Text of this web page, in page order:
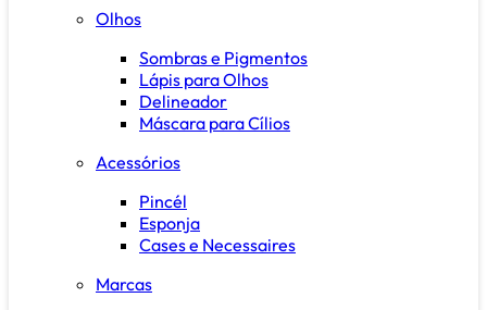
Olhos
Sombras e Pigmentos
Lápis para Olhos
Delineador
Máscara para Cílios
Acessórios
Pincél
Esponja
Cases e Necessaires
Marcas